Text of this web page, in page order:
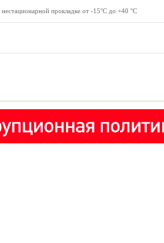
прокладке от -15°С до +40 °С